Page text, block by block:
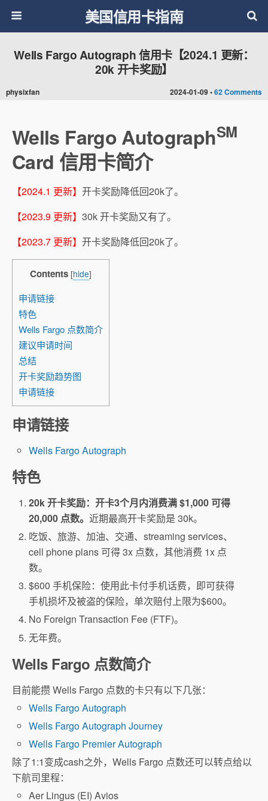
美国信用卡指南
2024-01-09 •62 Comments
Wells Fargo Autograph 信用卡【2024.1 更新：
20k 开卡奖励】
physixfan
Wells Fargo AutographSM
Card 信用卡简介
【2024.1 更新】 开卡奖励降低回20k了。
【2023.9 更新】 30k 开卡奖励又有了。
【2023.7 更新】 开卡奖励降低回20k了。
Contents [hide]
申请链接
特色
Wells Fargo 点数简介
建议申请时间
总结
开卡奖励趋势图
申请链接
申请链接
Wells Fargo Autograph
特色
20k 开卡奖励：开卡3个月内消费满 $1,000 可得
20,000 点数。近期最高开卡奖励是 30k。
吃饭、旅游、加油、交通、streaming services、
cell phone plans 可得 3x 点数，其他消费 1x 点
数。
$600 手机保险：使用此卡付手机话费，即可获得
手机损坏及被盗的保险，单次赔付上限为$600。
No Foreign Transaction Fee (FTF)。
无年费。
Wells Fargo 点数简介
目前能攒 Wells Fargo 点数的卡只有以下几张：
Wells Fargo Autograph
Wells Fargo Autograph Journey
Wells Fargo Premier Autograph
除了1:1变成cash之外，Wells Fargo 点数还可以转点给以
下航司里程：
Aer Lingus (EI) Avios